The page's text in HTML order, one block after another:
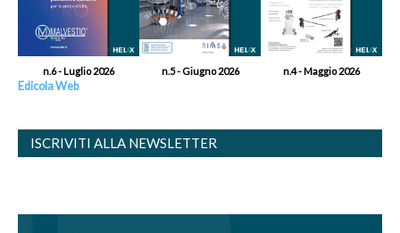
n.6 - Luglio 2026 n.5 - Giugno 2026 n.4 - Maggio 2026
Edicola Web
ISCRIVITI ALLA NEWSLETTER